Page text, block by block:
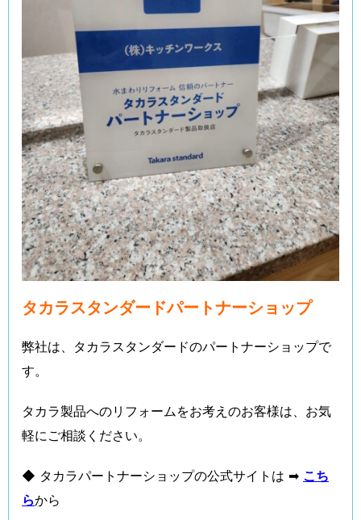
タカラスタンダードパートナーショップ
弊社は、タカラスタンダードのパートナーショップで
す。
タカラ製品へのリフォームをお考えのお客様は、お気
軽にご相談ください。
◆ タカラパートナーショップの公式サイトは ➡ こち
らから